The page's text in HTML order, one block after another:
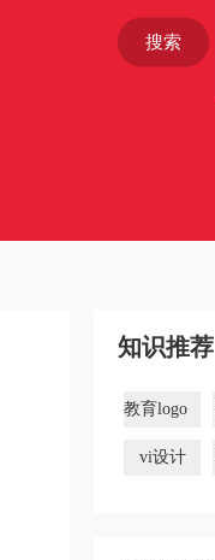
搜索
知识推荐
教育logo
设计
vi设计